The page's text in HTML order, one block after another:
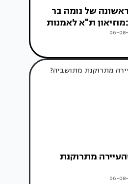
של נומה בר
ת"א לאמנות
06-
מתרוקנת
06-